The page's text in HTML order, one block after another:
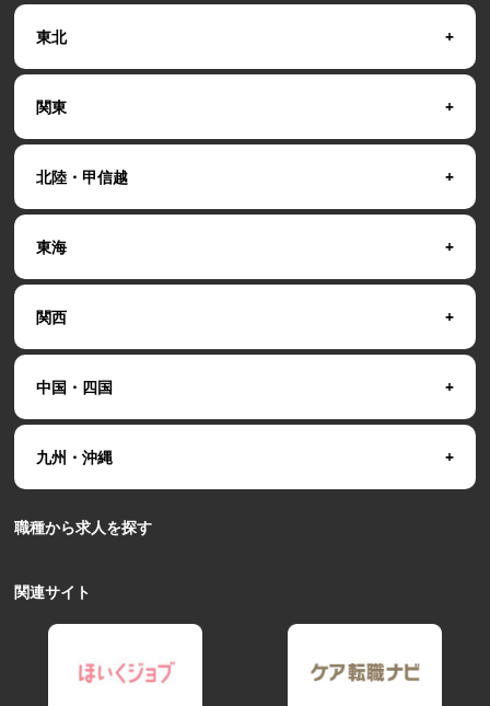
東北
関東
北陸・甲信越
東海
関西
中国・四国
九州・沖縄
職種から求人を探す
関連サイト